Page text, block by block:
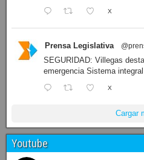
X
Prensa Legislativa
SEGURIDAD: Villegas
emergencia Sistema
X
Cargar
Youtube